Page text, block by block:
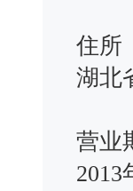
住所
湖北
营业
2013